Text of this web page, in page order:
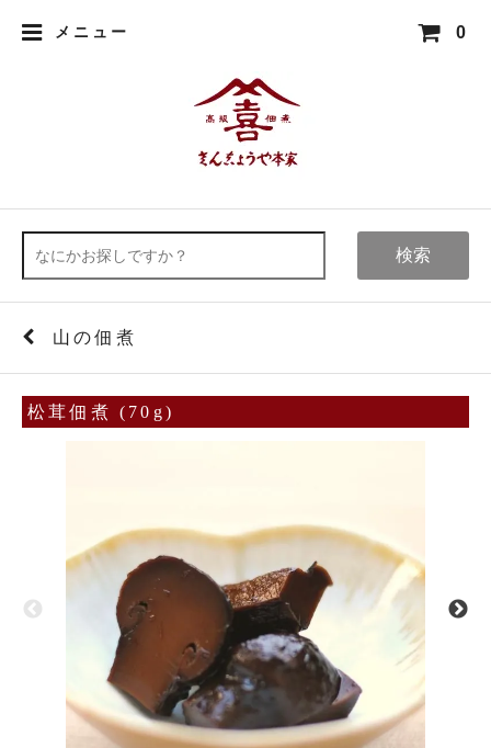
メニュー 0
検索
山の佃煮
松茸佃煮 (70g)